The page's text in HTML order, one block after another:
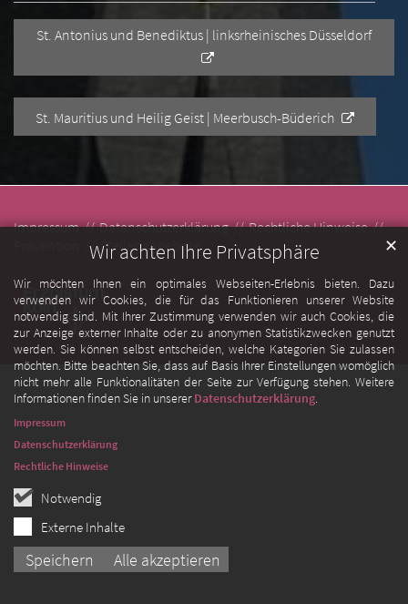
Wir achten Ihre Privatsphäre
Wir möchten Ihnen ein optimales Webseiten-Erlebnis bieten. Dazu
verwenden wir Cookies, die für das Funktionieren unserer Website
notwendig sind. Mit Ihrer Zustimmung verwenden wir auch Cookies, die
zur Anzeige externer Inhalte oder zu anonymen Statistikzwecken genutzt
werden. Sie können selbst entscheiden, welche Kategorien Sie zulassen
möchten. Bitte beachten Sie, dass auf Basis Ihrer Einstellungen womöglich
nicht mehr alle Funktionalitäten der Seite zur Verfügung stehen. Weitere
Informationen finden Sie in unsererDatenschutzerklärung.
Notwendig
Externe Inhalte
Speichern Alle akzeptieren
✕
Impressum
Datenschutzerklärung
Rechtliche Hinweise
St. Antonius und Benediktus | linksrheinisches Düsseldorf
St. Mauritius und Heilig Geist | Meerbusch-Büderich
Impressum Datenschutzerklärung
Rechtliche Hinweise
Stellenangebote